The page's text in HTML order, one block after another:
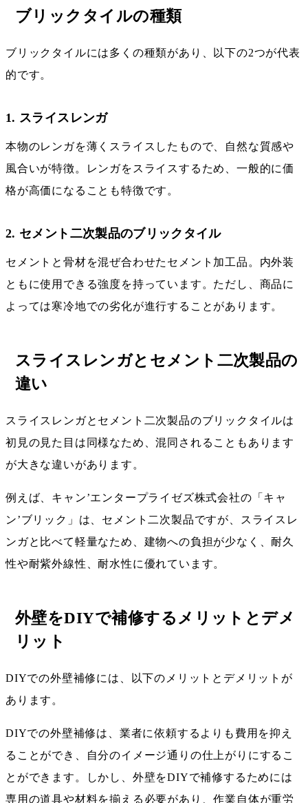
ブリックタイルの種類
ブリックタイルには多くの種類があり、以下の2つが代表
的です。
1. スライスレンガ
本物のレンガを薄くスライスしたもので、自然な質感や
風合いが特徴。レンガをスライスするため、一般的に価
格が高価になることも特徴です。
2. セメント二次製品のブリックタイル
セメントと骨材を混ぜ合わせたセメント加工品。内外装
ともに使用できる強度を持っています。ただし、商品に
よっては寒冷地での劣化が進行することがあります。
スライスレンガとセメント二次製品の
違い
スライスレンガとセメント二次製品のブリックタイルは
初見の見た目は同様なため、混同されることもあります
が大きな違いがあります。
例えば、キャン’エンタープライゼズ株式会社の「キャ
ン’ブリック」は、セメント二次製品ですが、スライスレ
ンガと比べて軽量なため、建物への負担が少なく、耐久
性や耐紫外線性、耐水性に優れています。
外壁をDIYで補修するメリットとデメ
リット
DIYでの外壁補修には、以下のメリットとデメリットが
あります。
DIYでの外壁補修は、業者に依頼するよりも費用を抑え
ることができ、自分のイメージ通りの仕上がりにするこ
とができます。しかし、外壁をDIYで補修するためには
専用の道具や材料を揃える必要があり、作業自体が重労